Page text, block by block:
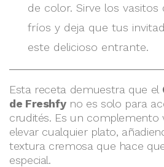
de color. Sirve los vasitos
fríos y deja que tus
este delicioso entrante.
Esta receta demuestra que el
de Freshfyno es solo para
crudités. Es un complemento
elevar cualquier plato,
textura cremosa que hace
especial.